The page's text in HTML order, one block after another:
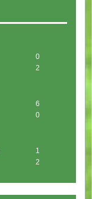
0
2
6
0
1
2